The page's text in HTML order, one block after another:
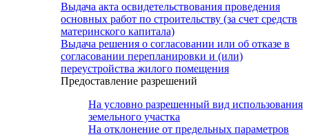
Выдача акта освидетельствования проведения
основных работ по строительству (за счет средств
материнского капитала)
Выдача решения о согласовании или об отказе в
согласовании перепланировки и (или)
переустройства жилого помещения
Предоставление разрешений
На условно разрешенный вид использования
земельного участка
На отклонение от предельных параметров